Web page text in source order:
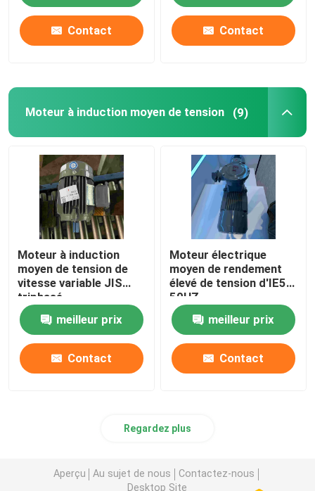
Moteur électrique de vitesse variable
Moteurs électriques spéciaux
convertisseur de fréquence
Contact Contact
Moteur à induction moyen de tension (9)
Moteur à induction
moyen de tension de
vitesse variable JIS
triphasé
meilleur prix
Contact
Moteur électrique
moyen de rendement
élevé de tension d'IE5
50HZ
meilleur prix
Contact
Regardez plus
Aperçu Au sujet de nous
Contactez-nous
Desktop Site